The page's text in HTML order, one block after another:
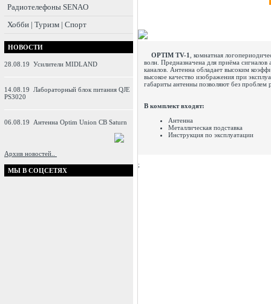
Радиотелефоны SENAO
Хобби | Туризм | Спорт
НОВОСТИ
28.08.19 Усилители MIDLAND
14.08.19 Лабораторный блок питания QJE
PS3020
06.08.19 Антенна Optim Union CB Saturn
Архив новостей..
МЫ В СОЦСЕТЯХ
OPTIM TV-1
, комнатная
волн. Предназначена для приёма
каналов. Антенна обладает высоким
высокое качество изображения при
габариты антенны позволяют без проблем
В комплект входят:
Антенна
Металлическая подставка
Инструкция по эксплуатации
;